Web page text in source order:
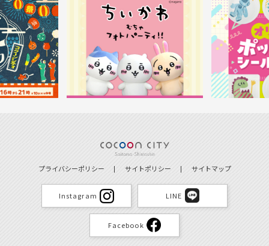
プライバシーポリシー サイトポリシー サイトマップ
Instagram LINE
Facebook